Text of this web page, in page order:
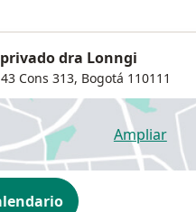
dra Lonngi
Cons 313, Bogotá 110111
Ampliar
se abre